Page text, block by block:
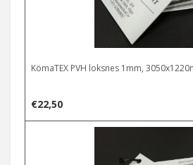
KömaTEX PVH loksnes 1mm,
€22,50